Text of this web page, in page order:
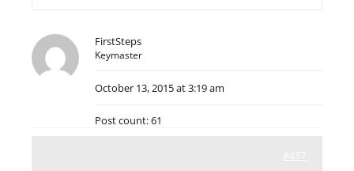
FirstSteps
Keymaster
October 13, 2015 at 3:19 am
Post count: 61